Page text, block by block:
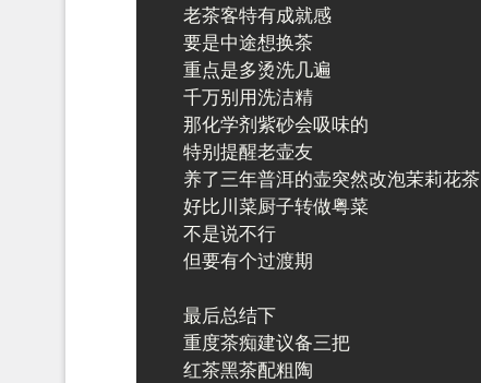
老茶客特有成就感
要是中途想换茶
重点是多烫洗几遍
千万别用洗洁精
那化学剂紫砂会吸味的
特别提醒老壶友
养了三年普洱的壶突然改泡茉莉花茶
好比川菜厨子转做粤菜
不是说不行
但要有个过渡期
最后总结下
重度茶痴建议备三把
红茶黑茶配粗陶